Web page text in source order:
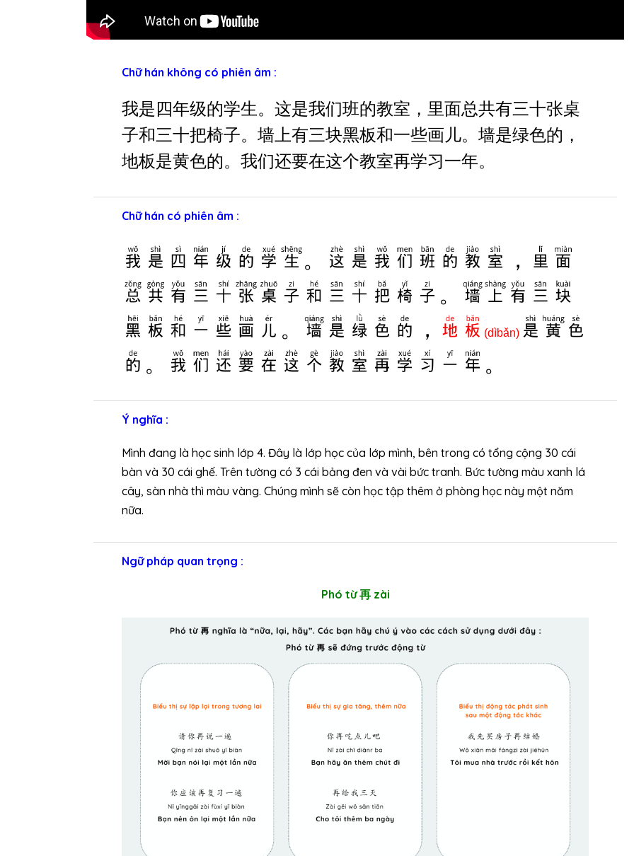
Chữ hán không có phiên âm :
我是四年级的学生。这是我们班的教室，里面总共有三十张桌
子和三十把椅子。墙上有三块黑板和一些画儿。墙是绿色的，
地板是黄色的。我们还要在这个教室再学习一年。
Chữ hán có phiên âm :
我是四年级的学生。这是我们班的教室，里面
总共有三十张桌子和三十把椅子。墙上有三块
黑板和一些画儿。墙是绿色的，
地板 (dìbǎn) 是黄色
的。我们还要在这个教室再学习一年。
Ý nghĩa :
Mình đang là học sinh lớp 4. Đây là lớp học của lớp mình, bên trong có tổng cộng 30 cái
bàn và 30 cái ghế. Trên tường có 3 cái bảng đen và vài bức tranh. Bức tường màu xanh lá
cây, sàn nhà thì màu vàng. Chúng mình sẽ còn học tập thêm ở phòng học này một năm
nữa.
Ngữ pháp quan trọng :
Phó từ 再 zài